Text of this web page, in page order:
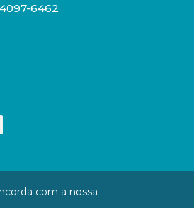
4097-6462
01006-000
com a nossa